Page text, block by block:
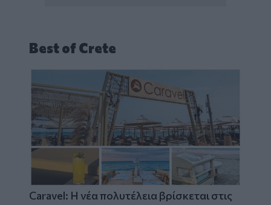
Best of Crete
Caravel: Η νέα πολυτέλεια βρίσκεται στις